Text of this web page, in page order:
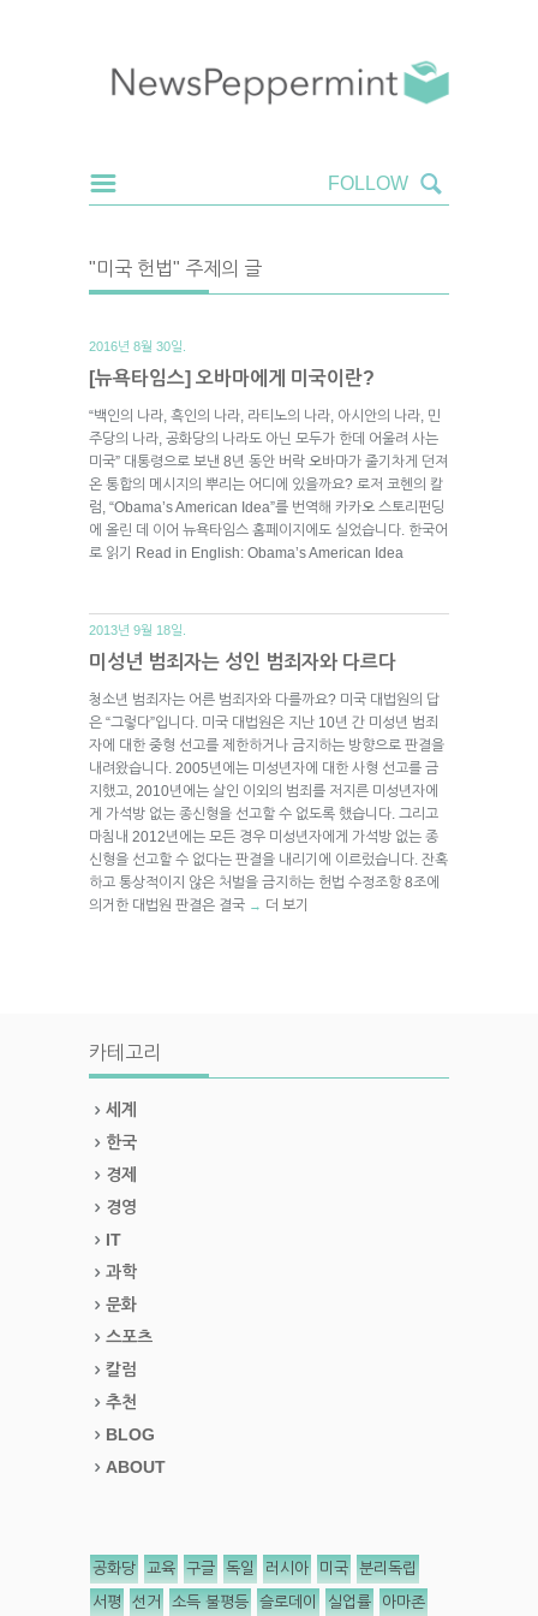
"미국 헌법" 주제의 글
2016년 8월 30일.
[뉴욕타임스] 오바마에게 미국이란?
“백인의 나라, 흑인의 나라, 라티노의 나라, 아시안의 나라, 민
주당의 나라, 공화당의 나라도 아닌 모두가 한데 어울려 사는
미국” 대통령으로 보낸 8년 동안 버락 오바마가 줄기차게 던져
온 통합의 메시지의 뿌리는 어디에 있을까요? 로저 코헨의 칼
럼, “Obama’s American Idea”를 번역해 카카오 스토리펀딩
에 올린 데 이어 뉴욕타임스 홈페이지에도 실었습니다. 한국어
로 읽기 Read in English: Obama’s American Idea
2013년 9월 18일.
미성년 범죄자는 성인 범죄자와 다르다
청소년 범죄자는 어른 범죄자와 다를까요? 미국 대법원의 답
은 “그렇다”입니다. 미국 대법원은 지난 10년 간 미성년 범죄
자에 대한 중형 선고를 제한하거나 금지하는 방향으로 판결을
내려왔습니다. 2005년에는 미성년자에 대한 사형 선고를 금
지했고, 2010년에는 살인 이외의 범죄를 저지른 미성년자에
게 가석방 없는 종신형을 선고할 수 없도록 했습니다. 그리고
마침내 2012년에는 모든 경우 미성년자에게 가석방 없는 종
신형을 선고할 수 없다는 판결을 내리기에 이르렀습니다. 잔혹
하고 통상적이지 않은 처벌을 금지하는 헌법 수정조항 8조에
의거한 대법원 판결은 결국 → 더 보기
카테고리
세계
한국
경제
경영
IT
과학
문화
스포츠
칼럼
추천
BLOG
ABOUT
공화당 교육 구글 독일 러시아 미국 분리독립
서평 선거 소득 불평등 슬로데이 실업률 아마존